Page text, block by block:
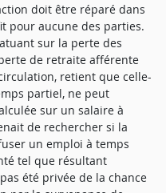
doit être réparé dans
pour aucune des parties.
sur la perte des
de retraite afférente
retient que celle-
partiel, ne peut
sur un salaire à
de rechercher si la
un emploi à temps
tel que résultant
été privée de la chance